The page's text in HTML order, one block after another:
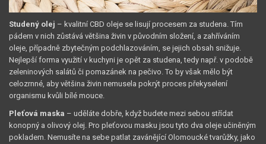
Studený olej – kvalitní CBD oleje se lisují procesem za studena. Tím
pádem v nich zůstává většina živin v původním složení, a zahříváním
oleje, případně zbytečným podchlazováním, se jejich obsah snižuje.
Nejlepší forma využití v kuchyni je opět za studena, tedy např. v podobě
zeleninových salátů či pomazánek na pečivo. To by však mělo být
celozrnné, aby většina živin nemusela pokrýt proces překyselení
organismu kvůli bílé mouce.
Pleťová maska – uděláte dobře, když budete mezi sebou střídat
konopný a olivový olej. Pro pleťovou masku jsou tyto dva oleje učiněným
pokladem. Nemusíte na sebe patlat zavánějící Olomoucké tvarůžky, jako